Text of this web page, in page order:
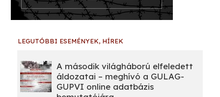
LEGUTÓBBI ESEMÉNYEK, HÍREK
A második világháború elfeledett
áldozatai – meghívó a GULAG-
GUPVI online adatbázis